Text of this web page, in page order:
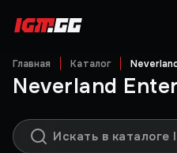
Главная Каталог
Neverland